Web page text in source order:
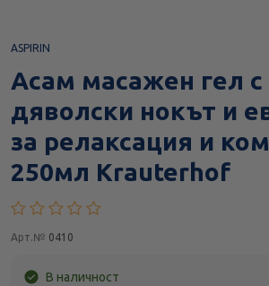
ASPIRIN
Асам масажен гел с
дяволски нокът и
за релаксация и
250мл Krauterhof
Арт.№ 0410
В наличност